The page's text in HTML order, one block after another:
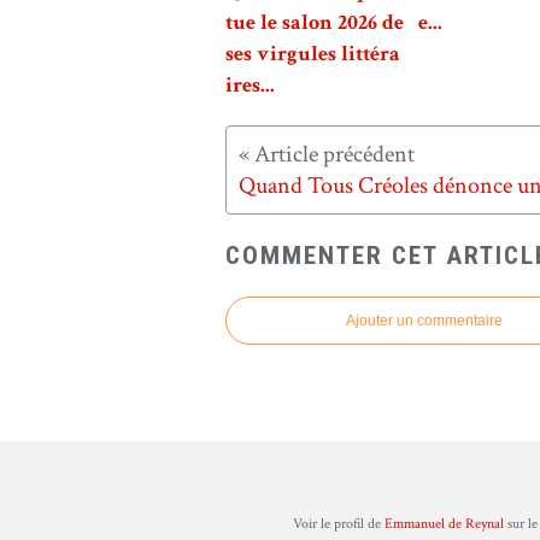
tue le salon 2026 de
ses virgules littéra
ires...
e...
COMMENTER CET
Ajouter un commentaire
Voir le profil de Emmanuel de Reynalsur le